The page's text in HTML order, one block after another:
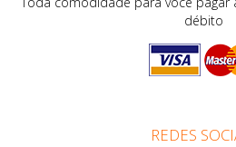
débito
REDES